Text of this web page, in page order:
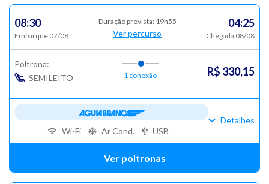
08:30
Embarque 07/08
Duração prevista: 19h55
Ver percurso
04:25
Chegada 08/08
Poltrona:
SEMILEITO
1 conexão R$ 330,15
Ver poltronas
Wi-Fi Ar Cond. USB
Detalhes